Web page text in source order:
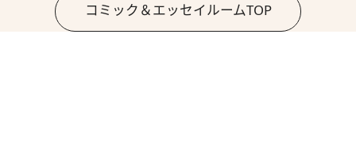
コミック＆エッセイルームTOP